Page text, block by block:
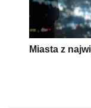
Miasta z